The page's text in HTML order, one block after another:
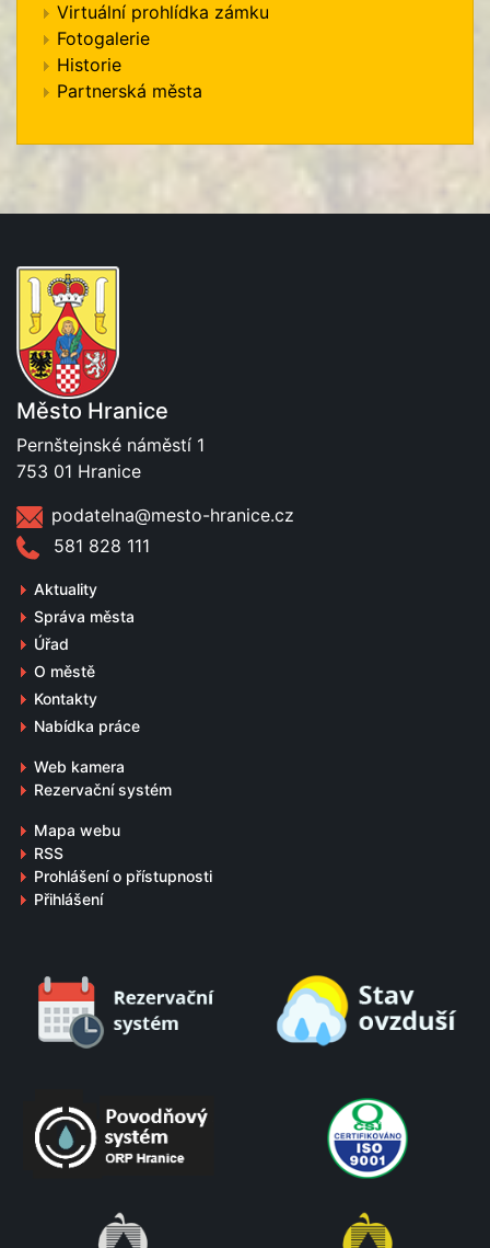
Virtuální prohlídka zámku
Fotogalerie
Historie
Partnerská města
Město Hranice
Pernštejnské náměstí 1
753 01 Hranice
podatelna@mesto-hranice.cz
581 828 111
Aktuality
Správa města
Úřad
O městě
Kontakty
Nabídka práce
Web kamera
Rezervační systém
Mapa webu
RSS
Prohlášení o přístupnosti
Přihlášení